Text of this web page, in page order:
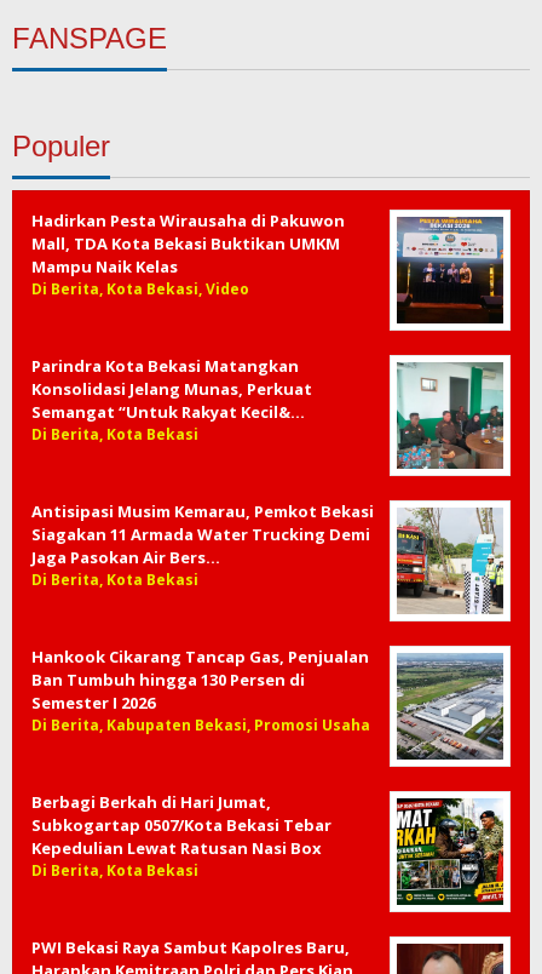
Hadirkan Pesta Wirausaha di Pakuwon
Mall, TDA Kota Bekasi Buktikan UMKM
Mampu Naik Kelas
Parindra Kota Bekasi Matangkan
Konsolidasi Jelang Munas, Perkuat
Semangat “Untuk Rakyat Kecil&…
Antisipasi Musim Kemarau, Pemkot Bekasi
Siagakan 11 Armada Water Trucking Demi
Jaga Pasokan Air Bers…
Hankook Cikarang Tancap Gas, Penjualan
Ban Tumbuh hingga 130 Persen di
Semester I 2026
Berbagi Berkah di Hari Jumat,